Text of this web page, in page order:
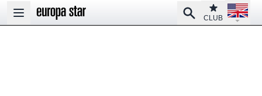
Open main menu
SearchClub
CLUB
Open